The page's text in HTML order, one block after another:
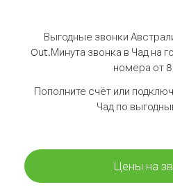
Выгодные звонки
Out.Минута звонка в Чад на
номера от
Пополните счёт или
Чад по
Цены на